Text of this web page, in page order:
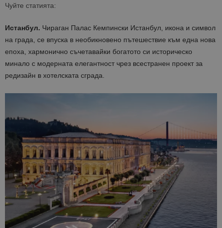
Чуйте статията:
Истанбул. Чираган Палас Кемпински Истанбул, икона и символ
на града, се впуска в необикновено пътешествие към една нова
епоха, хармонично съчетавайки богатото си историческо
минало с модерната елегантност чрез всестранен проект за
редизайн в хотелската сграда.